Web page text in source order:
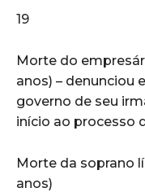
19
Morte do
anos) – denunciou
governo de seu
início ao processo
Morte da soprano
anos)